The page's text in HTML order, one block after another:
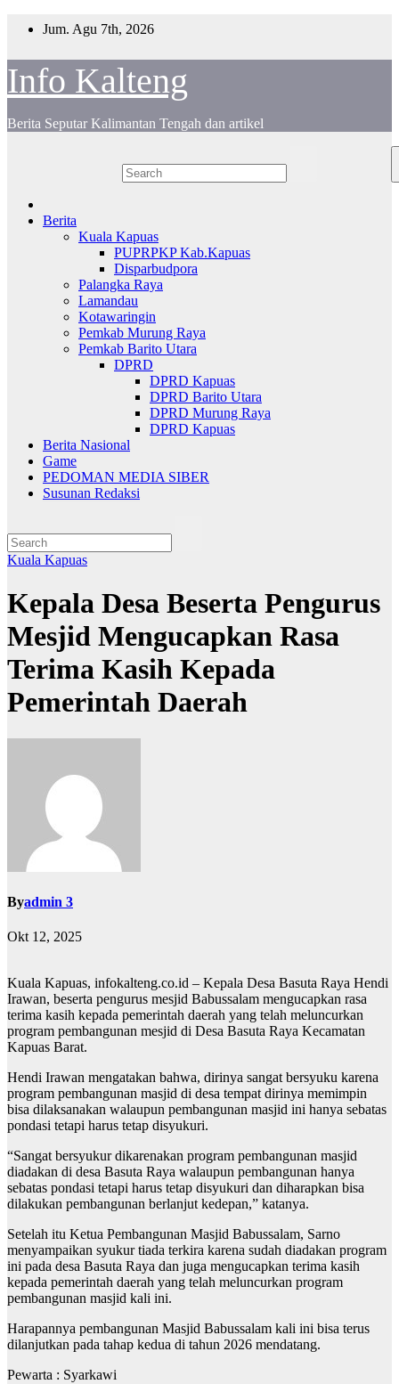
Jum. Agu 7th, 2026
Info Kalteng
Berita Seputar Kalimantan Tengah dan artikel
Berita
Kuala Kapuas
PUPRPKP Kab.Kapuas
Disparbudpora
Palangka Raya
Lamandau
Kotawaringin
Pemkab Murung Raya
Pemkab Barito Utara
DPRD
DPRD Kapuas
DPRD Barito Utara
DPRD Murung Raya
DPRD Kapuas
Berita Nasional
Game
PEDOMAN MEDIA SIBER
Susunan Redaksi
Kuala Kapuas
Kepala Desa Beserta Pengurus
Mesjid Mengucapkan Rasa
Terima Kasih Kepada
Pemerintah Daerah
Byadmin 3
Okt 12, 2025
Kuala Kapuas, infokalteng.co.id – Kepala Desa Basuta Raya Hendi
Irawan, beserta pengurus mesjid Babussalam mengucapkan rasa
terima kasih kepada pemerintah daerah yang telah meluncurkan
program pembangunan mesjid di Desa Basuta Raya Kecamatan
Kapuas Barat.
Hendi Irawan mengatakan bahwa, dirinya sangat bersyuku karena
program pembangunan masjid di desa tempat dirinya memimpin
bisa dilaksanakan walaupun pembangunan masjid ini hanya sebatas
pondasi tetapi harus tetap disyukuri.
“Sangat bersyukur dikarenakan program pembangunan masjid
diadakan di desa Basuta Raya walaupun pembangunan hanya
sebatas pondasi tetapi harus tetap disyukuri dan diharapkan bisa
dilakukan pembangunan berlanjut kedepan,” katanya.
Setelah itu Ketua Pembangunan Masjid Babussalam, Sarno
menyampaikan syukur tiada terkira karena sudah diadakan program
ini pada desa Basuta Raya dan juga mengucapkan terima kasih
kepada pemerintah daerah yang telah meluncurkan program
pembangunan masjid kali ini.
Harapannya pembangunan Masjid Babussalam kali ini bisa terus
dilanjutkan pada tahap kedua di tahun 2026 mendatang.
Pewarta : Syarkawi